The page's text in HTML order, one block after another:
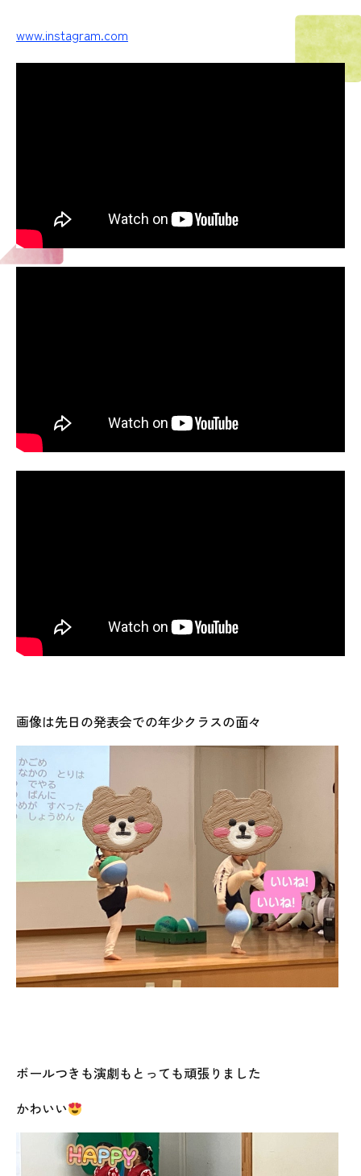
www.instagram.com
画像は先日の発表会での年少クラスの面々
ボールつきも演劇もとっても頑張りました
かわいい